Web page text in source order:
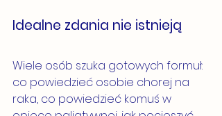
Idealne zdania nie istnieją
Wiele osób szuka gotowych formuł:
co powiedzieć osobie chorej na
raka, co powiedzieć komuś w